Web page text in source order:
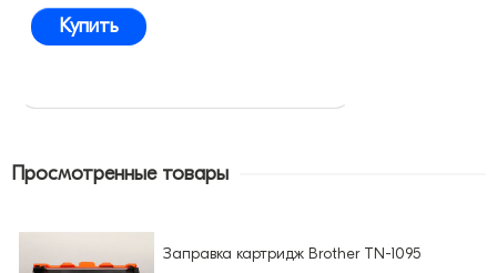
Купить
Просмотренные товары
Заправка картридж Brother TN-1095